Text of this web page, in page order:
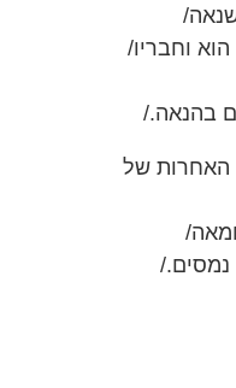
וחבריו/
בהנאה./
האחרות של
נמסים./